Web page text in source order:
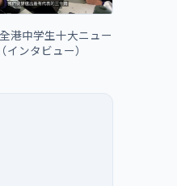
港中学生十大ニュー
インタビュー）